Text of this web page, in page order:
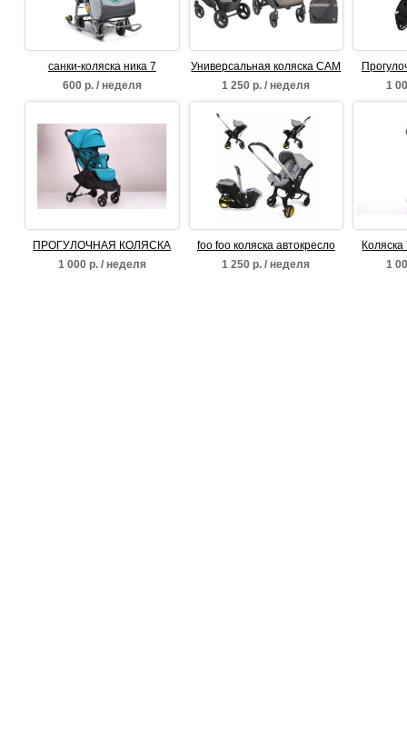
санки-коляска ника 7
600 р. / неделя
Универсальная коляска CAM
Dinamico
1 250 р. / неделя
1
ПРОГУЛОЧНАЯ КОЛЯСКА
YOYA PLUS 2 ЦВЕТ:
ИЗУМРУД
1 000 р. / неделя
foo foo коляска автокресло
1 250 р. / неделя
1